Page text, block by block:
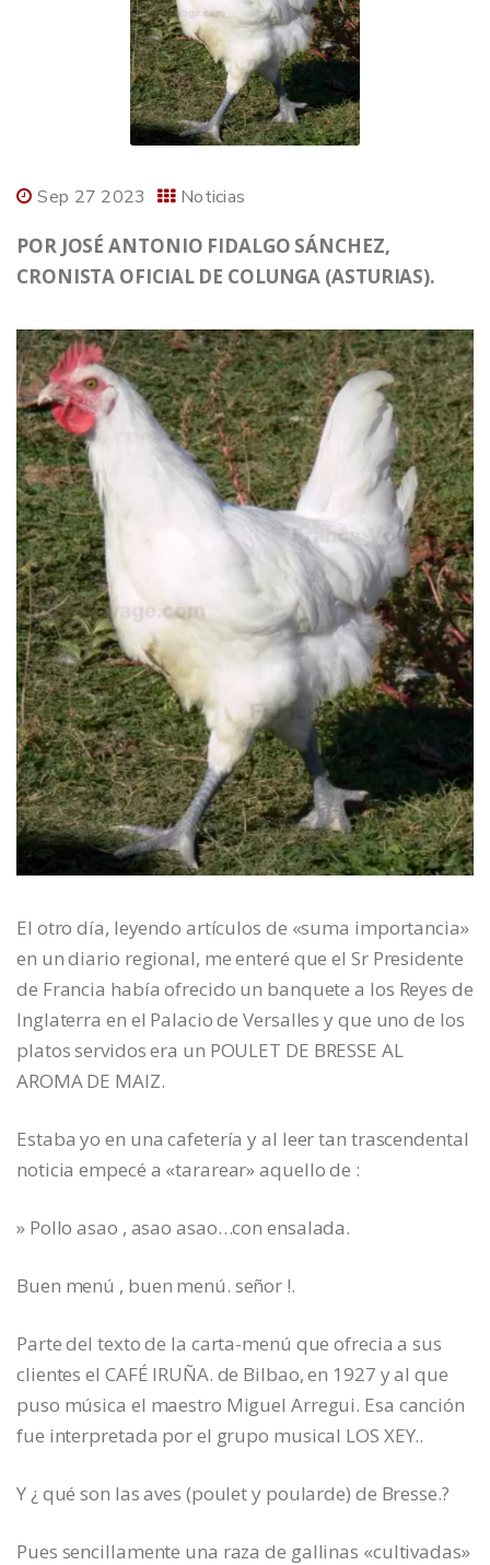
Sep 27 2023 Noticias
POR JOSÉ ANTONIO FIDALGO SÁNCHEZ,
CRONISTA OFICIAL DE COLUNGA (ASTURIAS).
El otro día, leyendo artículos de «suma importancia»
en un diario regional, me enteré que el Sr Presidente
de Francia había ofrecido un banquete a los Reyes de
Inglaterra en el Palacio de Versalles y que uno de los
platos servidos era un POULET DE BRESSE AL
AROMA DE MAIZ.
Estaba yo en una cafetería y al leer tan trascendental
noticia empecé a «tararear» aquello de :
» Pollo asao , asao asao…con ensalada.
Buen menú , buen menú. señor !.
Parte del texto de la carta-menú que ofrecia a sus
clientes el CAFÉ IRUÑA. de Bilbao, en 1927 y al que
puso música el maestro Miguel Arregui. Esa canción
fue interpretada por el grupo musical LOS XEY..
Y ¿ qué son las aves (poulet y poularde) de Bresse.?
Pues sencillamente una raza de gallinas «cultivadas»